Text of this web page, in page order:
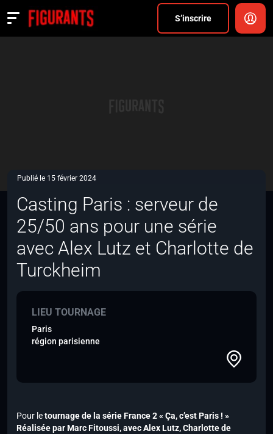
S’inscrire
Actualités
Publié le 15 février 2024
Casting Paris : serveur de
25/50 ans pour une série
avec Alex Lutz et Charlotte de
Turckheim
LIEU TOURNAGE
Paris
région parisienne
Pour letournage de la sérieFrance 2« Ça, c’est Paris ! »
Réalisée par Marc Fitoussi,avec Alex Lutz, Charlotte de